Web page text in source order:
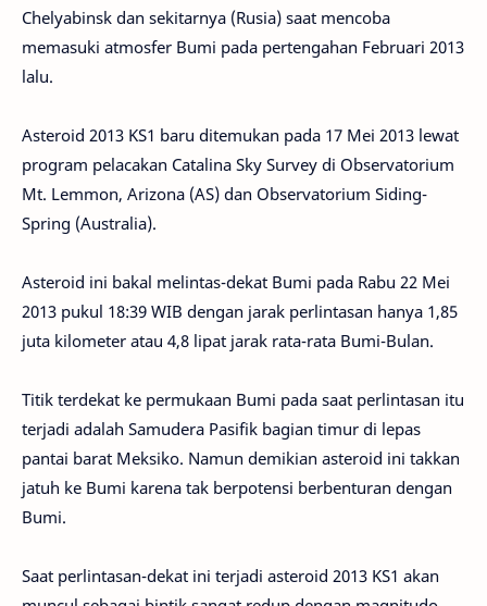
Chelyabinsk dan sekitarnya (Rusia) saat mencoba
memasuki atmosfer Bumi pada pertengahan Februari 2013
lalu.
Asteroid 2013 KS1 baru ditemukan pada 17 Mei 2013 lewat
program pelacakan Catalina Sky Survey di Observatorium
Mt. Lemmon, Arizona (AS) dan Observatorium Siding-
Spring (Australia).
Asteroid ini bakal melintas-dekat Bumi pada Rabu 22 Mei
2013 pukul 18:39 WIB dengan jarak perlintasan hanya 1,85
juta kilometer atau 4,8 lipat jarak rata-rata Bumi-Bulan.
Titik terdekat ke permukaan Bumi pada saat perlintasan itu
terjadi adalah Samudera Pasifik bagian timur di lepas
pantai barat Meksiko. Namun demikian asteroid ini takkan
jatuh ke Bumi karena tak berpotensi berbenturan dengan
Bumi.
Saat perlintasan-dekat ini terjadi asteroid 2013 KS1 akan